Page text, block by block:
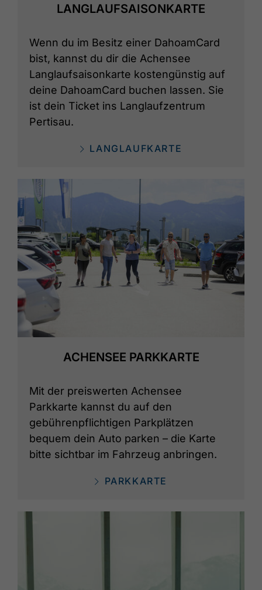
LANGLAUFSAISONKARTE
Wenn du im Besitz einer DahoamCard
bist, kannst du dir die Achensee
Langlaufsaisonkarte kostengünstig auf
deine DahoamCard buchen lassen. Sie
ist dein Ticket ins Langlaufzentrum
Pertisau.
LANGLAUFKARTE
ACHENSEE PARKKARTE
Mit der preiswerten Achensee
Parkkarte kannst du auf den
gebührenpflichtigen Parkplätzen
bequem dein Auto parken – die Karte
bitte sichtbar im Fahrzeug anbringen.
PARKKARTE